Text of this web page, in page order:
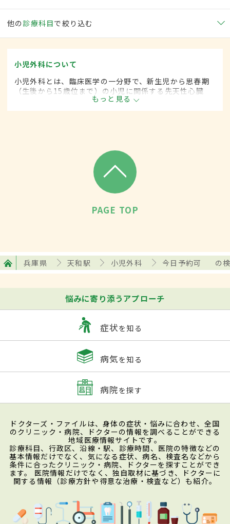
他の 診療科目で絞り込む
小児外科について
小児外科とは、臨床医学の一分野で、新生児から思春期
（生後から15歳位まで）の小児に関係する先天性心臓
病・各種奇形などに対して、手術的な方法によって治療
します。
もっと見る
PAGE TOP
兵庫県 天和駅 小児外科 今日予約可 の
悩みに寄り添うアプローチ
症状を知る
病気を知る
病院を探す
ドクターズ・ファイルは、身体の症状・悩みに合わせ、全国
のクリニック・病院、ドクターの情報を調べることができる
地域医療情報サイトです。
診療科目、行政区、沿線・駅、診療時間、医院の特徴などの
基本情報だけでなく、気になる症状、病名、検査名などから
条件に合ったクリニック・病院、ドクターを探すことができ
ます。 医院情報だけでなく、独自取材に基づき、ドクターに
関する情報（診療方針や得意な治療・検査など）も紹介。